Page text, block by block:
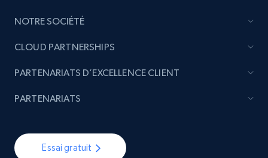
NOTRE SOCIÉTÉ
Essai gratuit
CLOUD PARTNERSHIPS
PARTENARIATS D’EXCELLENCE CLIENT
PARTENARIATS